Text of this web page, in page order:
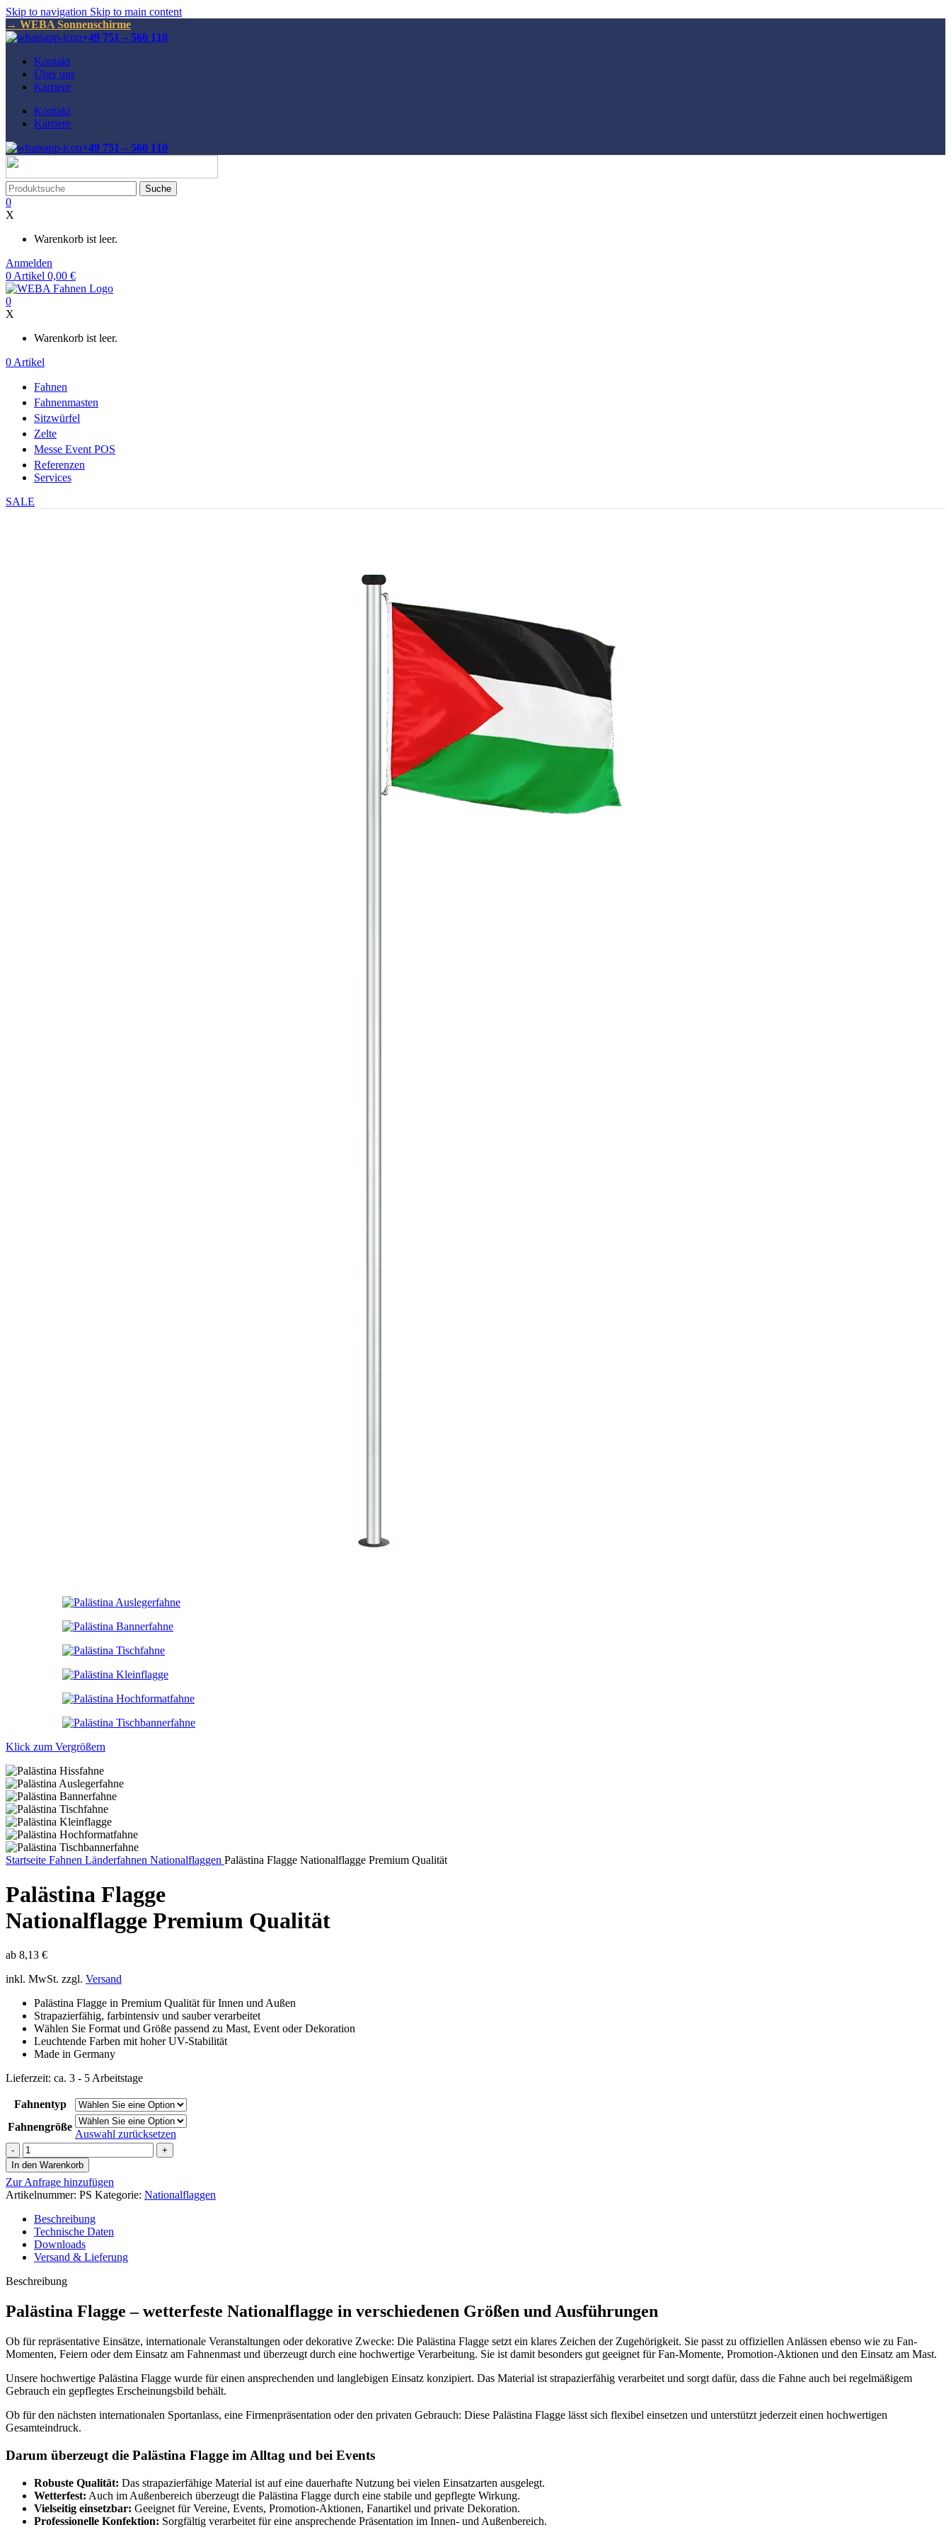
Skip to navigation Skip to main content
→ WEBA Sonnenschirme
+49 751 – 560 110
Kontakt
Über uns
Karriere
Kontakt
Karriere
+49 751 – 560 110
Suche
0
X
Warenkorb ist leer.
Anmelden
0 Artikel 0,00 €
0
X
Warenkorb ist leer.
0 Artikel
Fahnen
Fahnenmasten
Sitzwürfel
Zelte
Messe Event POS
Referenzen
Services
SALE
Klick zum Vergrößern
Startseite Fahnen Länderfahnen Nationalflaggen Palästina Flagge Nationalflagge Premium Qualität
Palästina Flagge
Nationalflagge Premium Qualität
ab 8,13 €
inkl. MwSt. zzgl. Versand
Palästina Flagge in Premium Qualität für Innen und Außen
Strapazierfähig, farbintensiv und sauber verarbeitet
Wählen Sie Format und Größe passend zu Mast, Event oder Dekoration
Leuchtende Farben mit hoher UV-Stabilität
Made in Germany
Lieferzeit: ca. 3 - 5 Arbeitstage
Fahnentyp
Fahnengröße
Auswahl zurücksetzen
Palästina
Flagge
|
Nationalflagge
Premium
Menge
In den Warenkorb
Zur Anfrage hinzufügen
Artikelnummer: PS Kategorie: Nationalflaggen
Beschreibung
Technische Daten
Downloads
Versand & Lieferung
Beschreibung
Palästina Flagge – wetterfeste Nationalflagge in verschiedenen Größen und Ausführungen
Ob für repräsentative Einsätze, internationale Veranstaltungen oder dekorative Zwecke: Die Palästina Flagge setzt ein klares Zeichen der Zugehörigkeit. Sie passt zu offiziellen Anlässen ebenso wie zu Fan-
Momenten, Feiern oder dem Einsatz am Fahnenmast und überzeugt durch eine hochwertige Verarbeitung. Sie ist damit besonders gut geeignet für Fan-Momente, Promotion-Aktionen und den Einsatz am Mast.
Unsere hochwertige Palästina Flagge wurde für einen ansprechenden und langlebigen Einsatz konzipiert. Das Material ist strapazierfähig verarbeitet und sorgt dafür, dass die Fahne auch bei regelmäßigem
Gebrauch ein gepflegtes Erscheinungsbild behält.
Ob für den nächsten internationalen Sportanlass, eine Firmenpräsentation oder den privaten Gebrauch: Diese Palästina Flagge lässt sich flexibel einsetzen und unterstützt jederzeit einen hochwertigen
Gesamteindruck.
Darum überzeugt die Palästina Flagge im Alltag und bei Events
Robuste Qualität: Das strapazierfähige Material ist auf eine dauerhafte Nutzung bei vielen Einsatzarten ausgelegt.
Wetterfest: Auch im Außenbereich überzeugt die Palästina Flagge durch eine stabile und gepflegte Wirkung.
Vielseitig einsetzbar: Geeignet für Vereine, Events, Promotion-Aktionen, Fanartikel und private Dekoration.
Professionelle Konfektion: Sorgfältig verarbeitet für eine ansprechende Präsentation im Innen- und Außenbereich.